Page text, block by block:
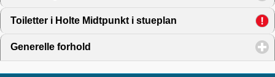
Toiletter i Holte Midtpunkt i stueplan click to expand
Generelle forhold